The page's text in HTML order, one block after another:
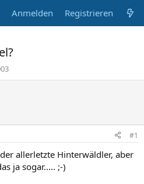
Anmelden Registrieren
#1
allerletzte Hinterwäldler, aber
ja sogar..... ;-)